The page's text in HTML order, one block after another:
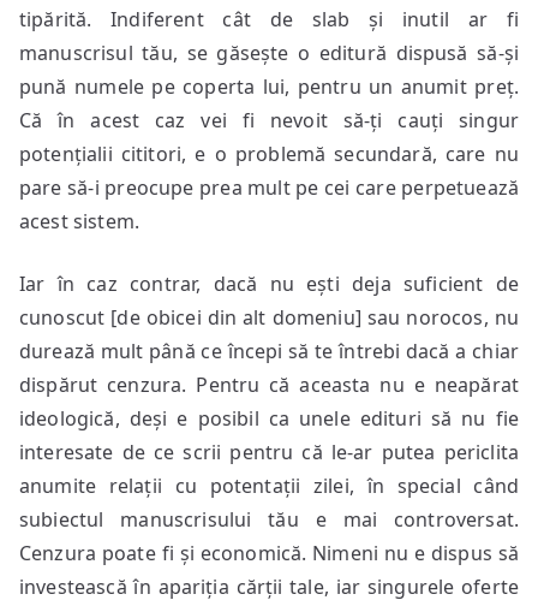
tipărită. Indiferent cât de slab și inutil ar fi
manuscrisul tău, se găsește o editură dispusă să-și
pună numele pe coperta lui, pentru un anumit preț.
Că în acest caz vei fi nevoit să-ți cauți singur
potențialii cititori, e o problemă secundară, care nu
pare să-i preocupe prea mult pe cei care perpetuează
acest sistem.
Iar în caz contrar, dacă nu ești deja suficient de
cunoscut [de obicei din alt domeniu] sau norocos, nu
durează mult până ce începi să te întrebi dacă a chiar
dispărut cenzura. Pentru că aceasta nu e neapărat
ideologică, deși e posibil ca unele edituri să nu fie
interesate de ce scrii pentru că le-ar putea periclita
anumite relații cu potentații zilei, în special când
subiectul manuscrisului tău e mai controversat.
Cenzura poate fi și economică. Nimeni nu e dispus să
investească în apariția cărții tale, iar singurele oferte